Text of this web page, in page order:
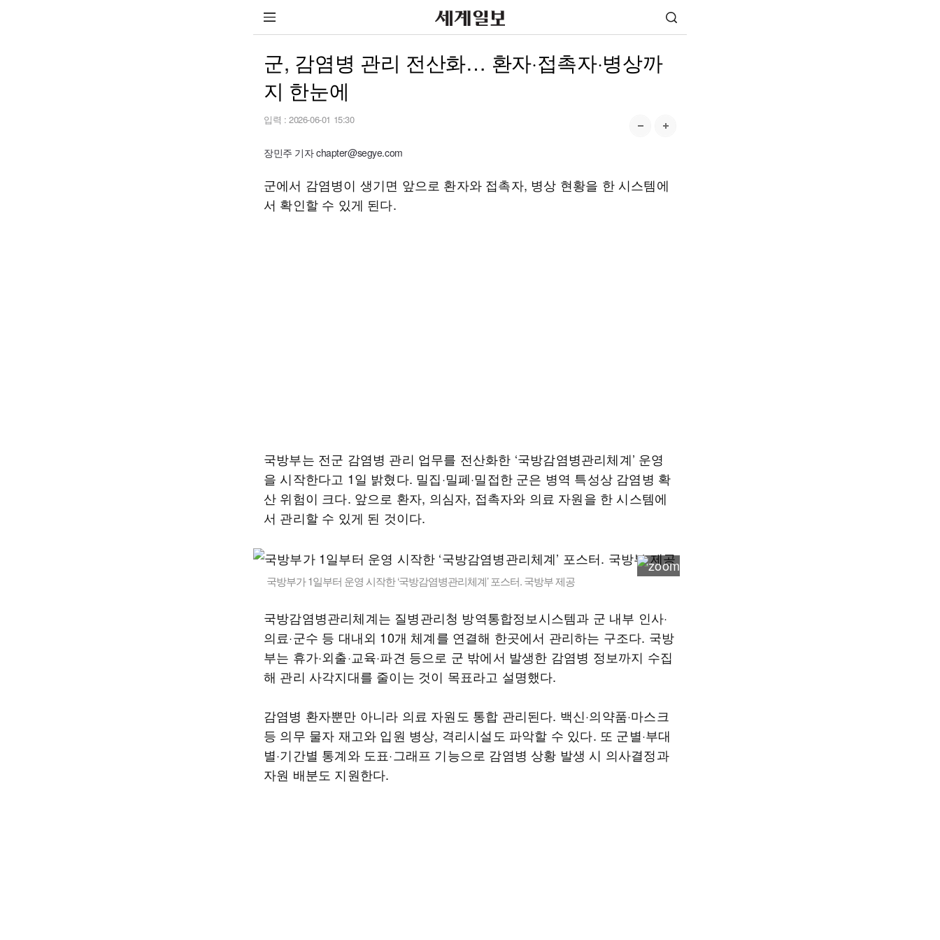
군, 감염병 관리 전산화… 환자·접촉자·병상까
지 한눈에
입력 : 2026-06-01 15:30
장민주 기자 chapter@segye.com
군에서 감염병이 생기면 앞으로 환자와 접촉자, 병상 현황을 한 시스템에
서 확인할 수 있게 된다.
국방부는 전군 감염병 관리 업무를 전산화한 ‘국방감염병관리체계’ 운영
을 시작한다고 1일 밝혔다. 밀집·밀폐·밀접한 군은 병역 특성상 감염병 확
산 위험이 크다. 앞으로 환자, 의심자, 접촉자와 의료 자원을 한 시스템에
서 관리할 수 있게 된 것이다.
국방부가 1일부터 운영 시작한 ‘국방감염병관리체계’ 포스터. 국방부 제공
국방감염병관리체계는 질병관리청 방역통합정보시스템과 군 내부 인사·
의료·군수 등 대내외 10개 체계를 연결해 한곳에서 관리하는 구조다. 국방
부는 휴가·외출·교육·파견 등으로 군 밖에서 발생한 감염병 정보까지 수집
해 관리 사각지대를 줄이는 것이 목표라고 설명했다.
감염병 환자뿐만 아니라 의료 자원도 통합 관리된다. 백신·의약품·마스크
등 의무 물자 재고와 입원 병상, 격리시설도 파악할 수 있다. 또 군별·부대
별·기간별 통계와 도표·그래프 기능으로 감염병 상황 발생 시 의사결정과
자원 배분도 지원한다.